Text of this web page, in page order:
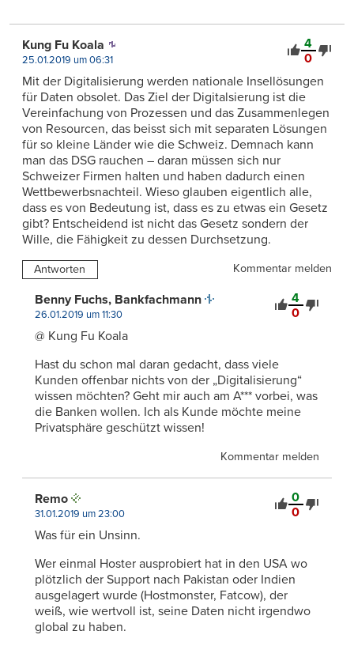
4
0
Kung Fu Koala
25.01.2019 um 06:31
Mit der Digitalisierung werden nationale Insellösungen
für Daten obsolet. Das Ziel der Digitalsierung ist die
Vereinfachung von Prozessen und das Zusammenlegen
von Resourcen, das beisst sich mit separaten Lösungen
für so kleine Länder wie die Schweiz. Demnach kann
man das DSG rauchen – daran müssen sich nur
Schweizer Firmen halten und haben dadurch einen
Wettbewerbsnachteil. Wieso glauben eigentlich alle,
dass es von Bedeutung ist, dass es zu etwas ein Gesetz
gibt? Entscheidend ist nicht das Gesetz sondern der
Wille, die Fähigkeit zu dessen Durchsetzung.
Antworten Kommentar melden
4
0
Benny Fuchs, Bankfachmann
26.01.2019 um 11:30
@ Kung Fu Koala
Hast du schon mal daran gedacht, dass viele
Kunden offenbar nichts von der „Digitalisierung“
wissen möchten? Geht mir auch am A*** vorbei, was
die Banken wollen. Ich als Kunde möchte meine
Privatsphäre geschützt wissen!
Kommentar melden
0
0
Remo
31.01.2019 um 23:00
Was für ein Unsinn.
Wer einmal Hoster ausprobiert hat in den USA wo
plötzlich der Support nach Pakistan oder Indien
ausgelagert wurde (Hostmonster, Fatcow), der
weiß, wie wertvoll ist, seine Daten nicht irgendwo
global zu haben.